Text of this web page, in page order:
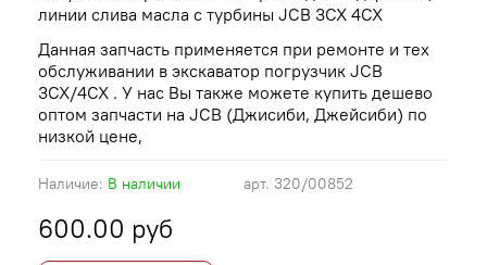
арт. 320/00852
Наличие: В наличии
600.00 руб
линии слива масла с турбины JCB 3CX 4CX
Данная запчасть применяется при ремонте и тех
обслуживании в экскаватор погрузчик JCB
3CX/4CX . У нас Вы также можете купить дешево
оптом запчасти на JCB (Джисиби, Джейсиби) по
низкой цене,